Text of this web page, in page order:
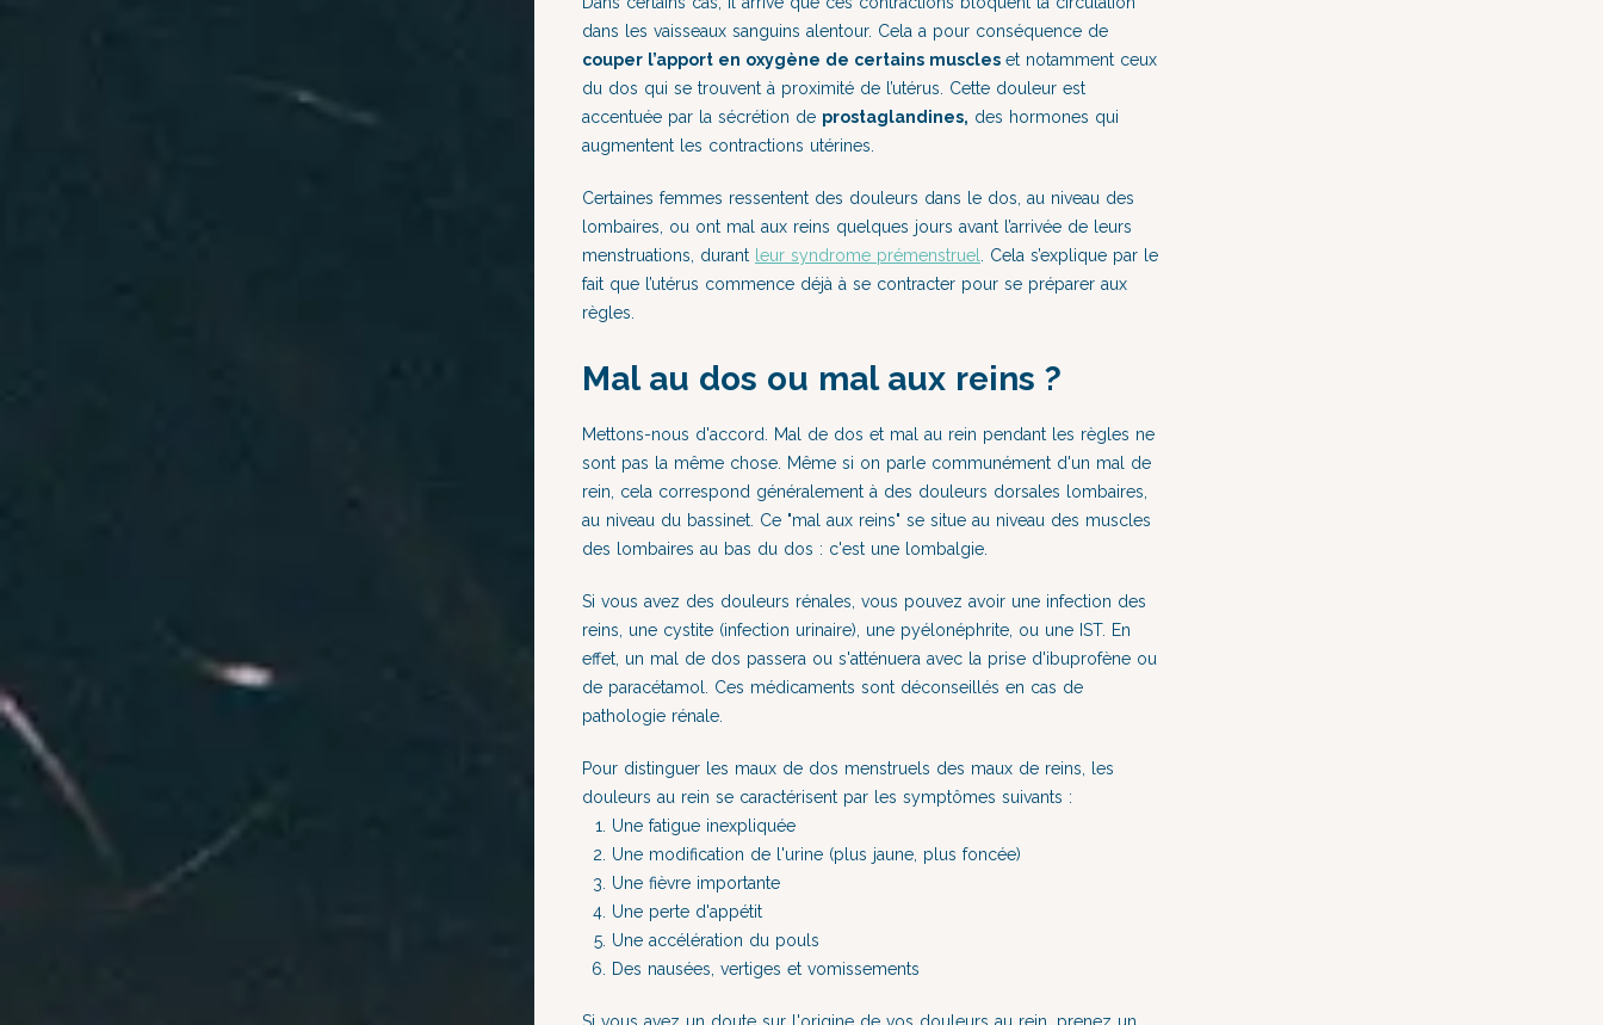
dans les vaisseaux sanguins alentour. Cela a pour conséquence de
couper l’apport en oxygène de certains muscles et notamment ceux
du dos qui se trouvent à proximité de l’utérus. Cette douleur est
accentuée par la sécrétion de prostaglandines, des hormones qui
augmentent les contractions utérines.
Certaines femmes ressentent des douleurs dans le dos, au niveau des
lombaires, ou ont mal aux reins quelques jours avant l’arrivée de leurs
menstruations, durant leur syndrome prémenstruel
. Cela s’explique par le
fait que l’utérus commence déjà à se contracter pour se préparer aux
règles.
Mal au dos ou mal aux reins ?
Mettons-nous d'accord. Mal de dos et mal au rein pendant les règles ne
sont pas la même chose. Même si on parle communément d'un mal de
rein, cela correspond généralement à des douleurs dorsales lombaires,
au niveau du bassinet. Ce "mal aux reins" se situe au niveau des muscles
des lombaires au bas du dos : c'est une lombalgie.
Si vous avez des douleurs rénales, vous pouvez avoir une infection des
reins, une cystite (infection urinaire), une pyélonéphrite, ou une IST. En
effet, un mal de dos passera ou s'atténuera avec la prise d'ibuprofène ou
de paracétamol. Ces médicaments sont déconseillés en cas de
pathologie rénale.
Pour distinguer les maux de dos menstruels des maux de reins, les
douleurs au rein se caractérisent par les symptômes suivants :
Une fatigue inexpliquée
Une modification de l'urine (plus jaune, plus foncée)
Une fièvre importante
Une perte d'appétit
Une accélération du pouls
Des nausées, vertiges et vomissements